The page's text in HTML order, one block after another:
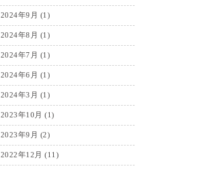
2024年9月 (1)
2024年8月 (1)
2024年7月 (1)
2024年6月 (1)
2024年3月 (1)
2023年10月 (1)
2023年9月 (2)
2022年12月 (11)